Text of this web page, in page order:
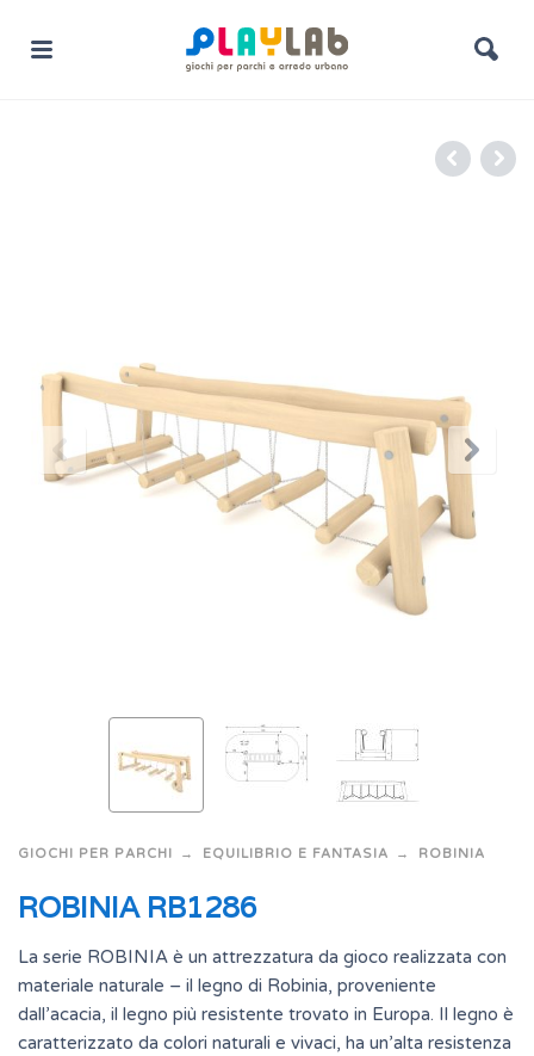
GIOCHI PER PARCHI EQUILIBRIO E FANTASIA ROBINIA
ROBINIA RB1286
La serie ROBINIA è un attrezzatura da gioco realizzata con
materiale naturale – il legno di Robinia, proveniente
dall’acacia, il legno più resistente trovato in Europa. Il legno è
caratterizzato da colori naturali e vivaci, ha un’alta resistenza